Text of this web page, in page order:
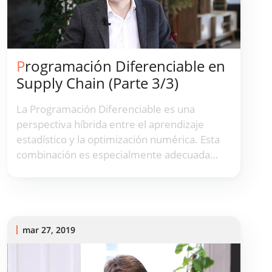
Programación Diferenciable en
Supply Chain (Parte 3/3)
La Programación Diferenciable es una
perspectiva híbrida entre el aprendizaje
estadístico y la optimización numérica. Esta
combinación es especialmente adecuada
mar 27, 2019